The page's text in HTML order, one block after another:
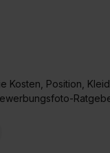
Kosten, Position,